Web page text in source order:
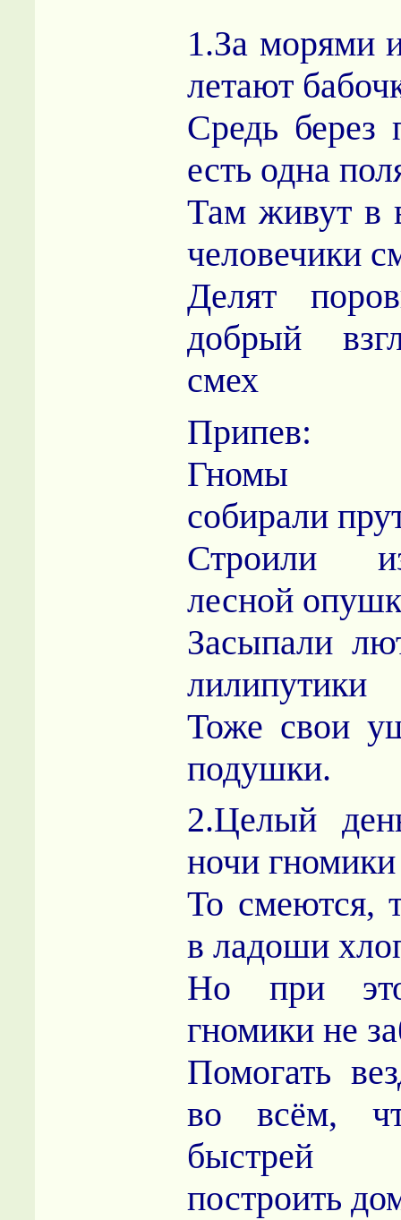
1.За морями
летают
Средь берез
есть одна
Там живут в
человечики
Делят
добрый
смех
Припев:
Гномы
собирали
Строили
лесной
Засыпали
лилипутики
Тоже свои
подушки.
2.Целый
ночи
То смеются,
в ладоши
Но при
гномики не
Помогать
во всём,
быстрей
построить